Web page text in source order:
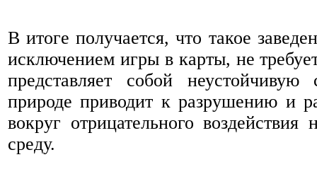
В итоге получается, что такое
исключением игры в карты, не
представляет собой
природе приводит к разрушению и
вокруг отрицательного
среду.